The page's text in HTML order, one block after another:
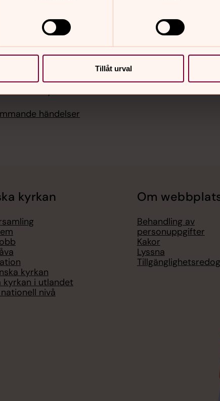
Tillåt urval
med musik,
kyrka
kyrka
händelser
kyrkan
kyrkan
kyrkan i utlandet
nivå
Om
Behandling av
personuppgifter
Kakor
Lyssna